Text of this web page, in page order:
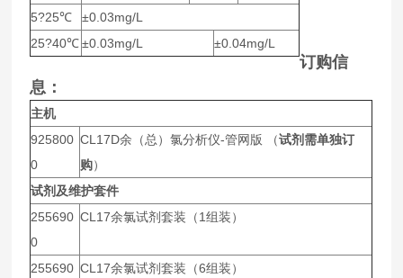
5?25℃
±0.03mg/L
25?40℃ ±0.03mg/L ±0.04mg/L
订购信
息：
主机
925800
0
CL17D余（总）氯分析仪-管网版 （试剂需单独订
购）
试剂及维护套件
255690
0
CL17余氯试剂套装（1组装）
255690 CL17余氯试剂套装（6组装）